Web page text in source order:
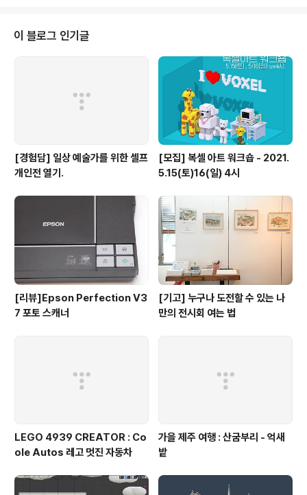
인드맵을 참고 하세요. 처음 만져보는 Mac View more documents from
Jinho Jung 단축키가 필요하신 분은 아래 카드를 인쇄해서..
이 블로그 인기글
[경험담] 일상 예술가를 위한 셀프
개인전 열기.
[모집] 복셀 아트 워크숍 - 2021.
5.15(토)16(일) 4시
[리뷰]Epson Perfection V3
7 포토 스캐너
[기고] 누구나 도전할 수 있는 나
만의 전시회 여는 법
LEGO 4939 CREATOR : Co
ole Autos 레고 멋진 자동차
가을 제주 여행 : 산굼부리 - 억새
밭